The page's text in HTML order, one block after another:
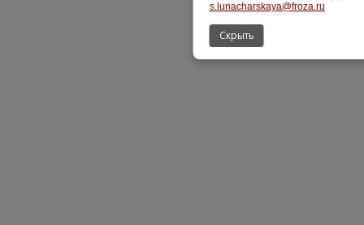
s.lunacharskaya@froza.ru
Скрыть